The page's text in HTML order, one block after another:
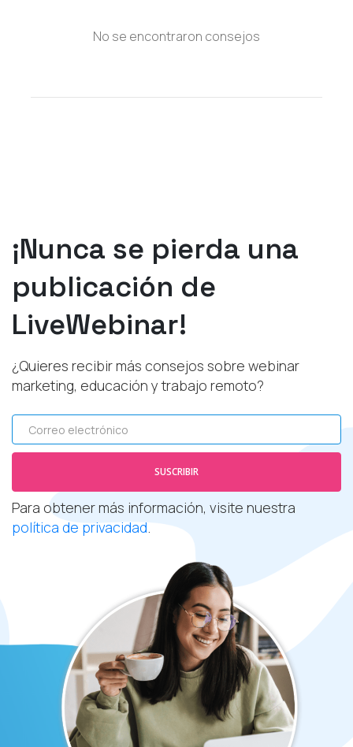
No se encontraron consejos
¡Nunca se pierda una
publicación de
LiveWebinar!
¿Quieres recibir más consejos sobre webinar
marketing, educación y trabajo remoto?
Correo electrónico
SUSCRIBIR
Para obtener más información, visite nuestra
política de privacidad.